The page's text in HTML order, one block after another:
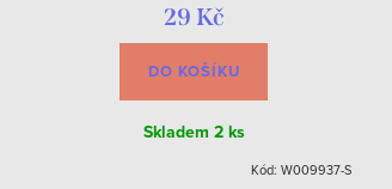
29 Kč
DO KOŠÍKU
Skladem 2 ks
Kód: W009937-S